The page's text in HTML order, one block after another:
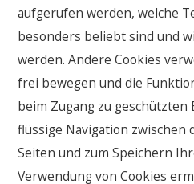
aufgerufen werden, welche
besonders beliebt sind und
werden. Andere Cookies
frei bewegen und die
beim Zugang zu geschützten
flüssige Navigation zwischen
Seiten und zum Speichern
Verwendung von Cookies